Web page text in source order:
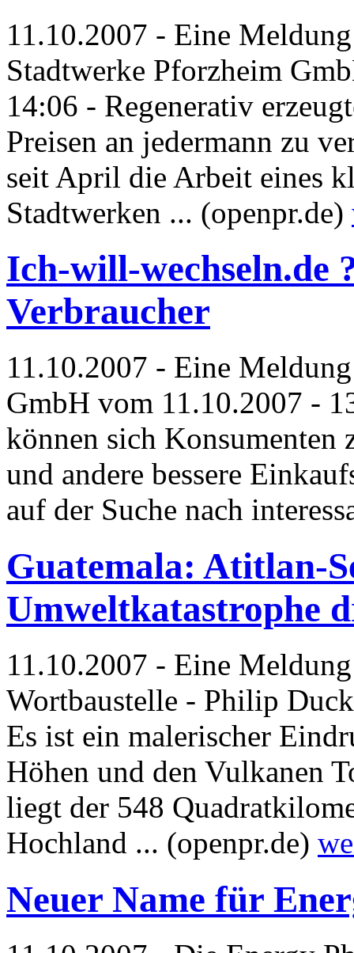
11.10.2007 - Eine
Stadtwerke Pforzheim
14:06 - Regenerativ
Preisen an jedermann zu
seit April die Arbeit eines
Stadtwerken ... (openpr.de)
Ich-will-wechseln.de
Verbraucher
11.10.2007 - Eine
GmbH vom 11.10.2007 -
können sich Konsumenten
und andere bessere
auf der Suche nach
Guatemala: Atitlan-
Umweltkatastrophe
11.10.2007 - Eine
Wortbaustelle - Philip
Es ist ein malerischer
Höhen und den Vulkanen
liegt der 548
Hochland ... (openpr.de)
Neuer Name für